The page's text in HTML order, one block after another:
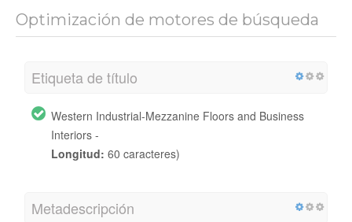
Optimización de motores de búsqueda
Etiqueta de título
Western Industrial-Mezzanine Floors and Business
Interiors -
Longitud: 60 caracteres)
Metadescripción